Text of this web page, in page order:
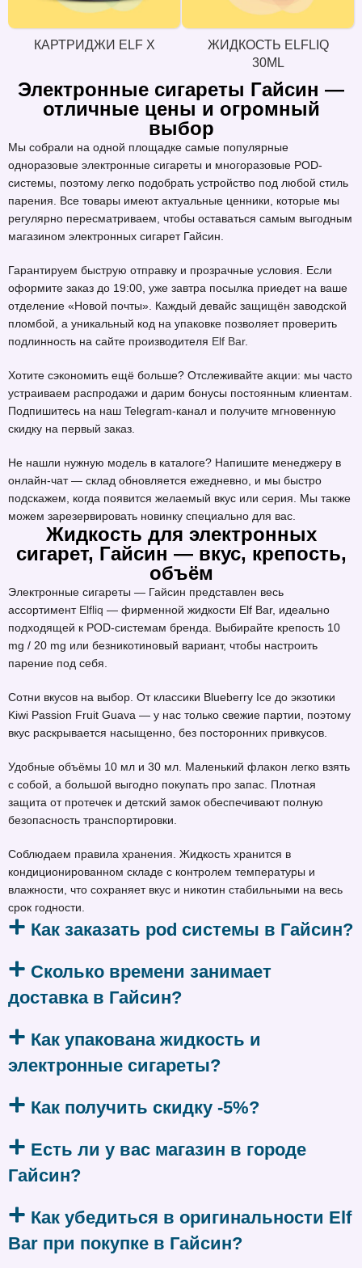
КАРТРИДЖИ ELF X
ЖИДКОСТЬ ELFLIQ
30ML
Электронные сигареты Гайсин —
отличные цены и огромный
выбор
Мы собрали на одной площадке самые популярные
одноразовые электронные сигареты и многоразовые POD-
системы, поэтому легко подобрать устройство под любой стиль
парения. Все товары имеют актуальные ценники, которые мы
регулярно пересматриваем, чтобы оставаться самым выгодным
магазином электронных сигарет Гайсин.
Гарантируем быструю отправку и прозрачные условия. Если
оформите заказ до 19:00, уже завтра посылка приедет на ваше
отделение «Новой почты». Каждый девайс защищён заводской
пломбой, а уникальный код на упаковке позволяет проверить
подлинность на сайте производителя Elf Bar.
Хотите сэкономить ещё больше? Отслеживайте акции: мы часто
устраиваем распродажи и дарим бонусы постоянным клиентам.
Подпишитесь на наш Telegram-канал и получите мгновенную
скидку на первый заказ.
Не нашли нужную модель в каталоге? Напишите менеджеру в
онлайн-чат — склад обновляется ежедневно, и мы быстро
подскажем, когда появится желаемый вкус или серия. Мы также
можем зарезервировать новинку специально для вас.
Жидкость для электронных
сигарет, Гайсин — вкус, крепость,
объём
Электронные сигареты — Гайсин представлен весь
ассортимент Elfliq — фирменной жидкости Elf Bar, идеально
подходящей к POD-системам бренда. Выбирайте крепость 10
mg / 20 mg или безникотиновый вариант, чтобы настроить
парение под себя.
Сотни вкусов на выбор. От классики Blueberry Ice до экзотики
Kiwi Passion Fruit Guava — у нас только свежие партии, поэтому
вкус раскрывается насыщенно, без посторонних привкусов.
Удобные объёмы 10 мл и 30 мл. Маленький флакон легко взять
с собой, а большой выгодно покупать про запас. Плотная
защита от протечек и детский замок обеспечивают полную
безопасность транспортировки.
Соблюдаем правила хранения. Жидкость хранится в
кондиционированном складе с контролем температуры и
влажности, что сохраняет вкус и никотин стабильными на весь
срок годности.
Как заказать pod системы в Гайсин?
Сколько времени занимает
доставка в Гайсин?
Как упакована жидкость и
электронные сигареты?
Как получить скидку -5%?
Есть ли у вас магазин в городе
Гайсин?
Как убедиться в оригинальности Elf
Bar при покупке в Гайсин?